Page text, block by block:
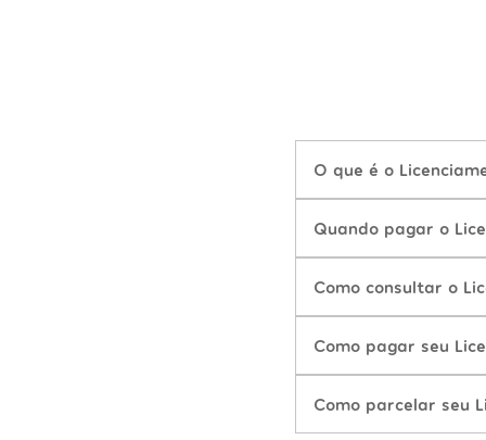
O que é o
Quando pagar o
Como consultar o
Como pagar seu
Como parcelar seu